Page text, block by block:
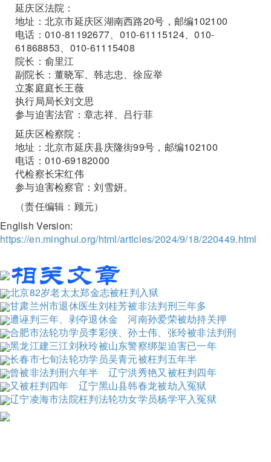
延庆区法院：
地址：北京市延庆区湖南西路20号，邮编102100
电话：010-81192677、010-61115124、010-
61868853、010-61115408
院长：俞里江
副院长：董晓军、韩志忠、徐应举
立案庭庭长王薇
执行局局长刘文思
参与迫害法官：章志祥、吕行菲
延庆区检察院：
地址：北京市延庆县庆隆街99号，邮编102100
电话：010-69182000
代检察长宋红伟
参与迫害检察官：刘雪妍。
（责任编辑：顾元）
English Version:
https://en.minghui.org/html/articles/2024/9/18/220449.html
北京82岁老太太郑金志被枉判入狱
甘肃兰州市退休医生刘桂芳被非法判刑三年多
遭诬判三年、剥夺退休金 河南孙爱荣被劫持关押
合肥市法轮功学员李彩侠、孙士伟、张玲被非法判刑
黑龙江建三江刘秋玲被山东警察绑架迫害已一年
长春市七旬法轮功学员吴青元被枉判五年半
曾被非法判刑六年半 辽宁洪秀艳又被枉判四年
又被枉判四年 辽宁黑山县韩春龙被劫入冤狱
辽宁凌海市法院枉判法轮功女学员杨学平入冤狱